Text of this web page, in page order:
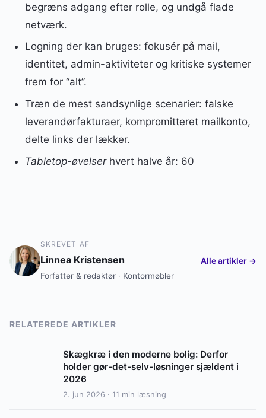
begræns adgang efter rolle, og undgå flade
netværk.
Logning der kan bruges: fokusér på mail,
identitet, admin-aktiviteter og kritiske systemer
frem for “alt”.
Træn de mest sandsynlige scenarier: falske
leverandørfakturaer, kompromitteret mailkonto,
delte links der lækker.
Tabletop-øvelserhvert halve år: 60
SKREVET AF
Linnea Kristensen
Forfatter & redaktør · Kontormøbler
Alle artikler →
RELATEREDE ARTIKLER
Skægkræ i den moderne bolig: Derfor
holder gør-det-selv-løsninger sjældent i
2026
2. jun 2026 · 11 min læsning